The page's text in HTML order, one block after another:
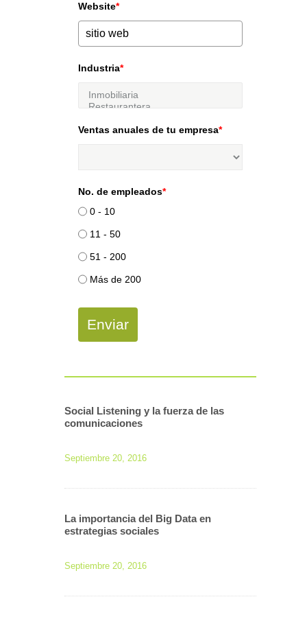
Website*
Industria*
Ventas anuales de tu empresa*
No. de empleados*
0 - 10
11 - 50
51 - 200
Más de 200
Enviar
Social Listening y la fuerza de las
comunicaciones
Septiembre 20, 2016
La importancia del Big Data en
estrategias sociales
Septiembre 20, 2016